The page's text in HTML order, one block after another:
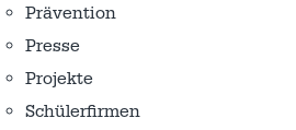
Prävention
Presse
Projekte
Schülerfirmen